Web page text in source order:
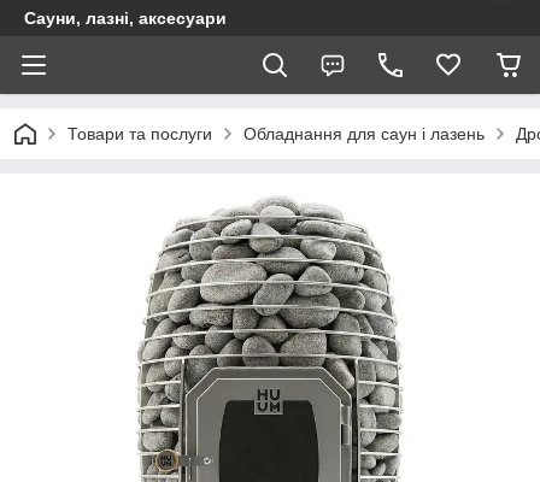
Сауни, лазні, аксесуари
Товари та послуги Обладнання для саун і лазень